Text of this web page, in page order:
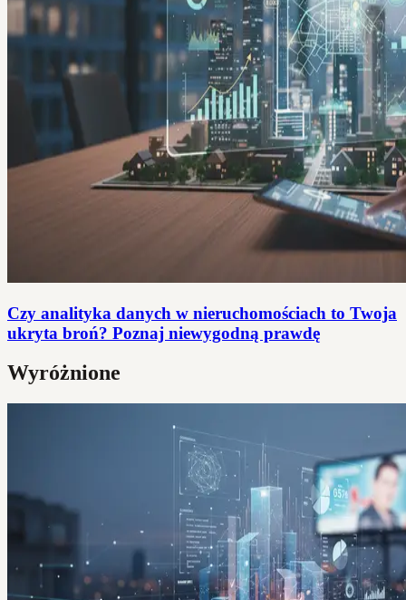
Czy analityka danych w nieruchomościach to Twoja
ukryta broń? Poznaj niewygodną prawdę
Wyróżnione